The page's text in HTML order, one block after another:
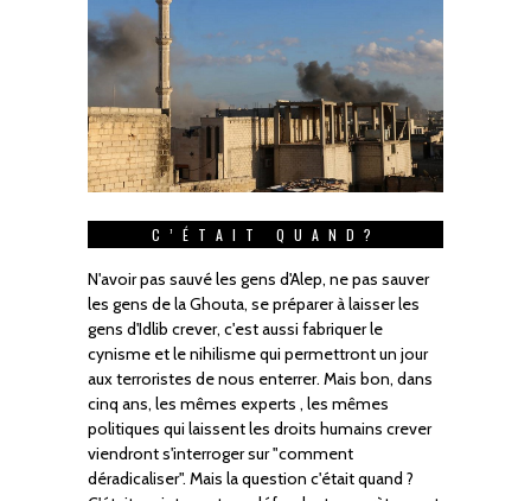
C’ÉTAIT QUAND?
N'avoir pas sauvé les gens d'Alep, ne pas sauver
les gens de la Ghouta, se préparer à laisser les
gens d'Idlib crever, c'est aussi fabriquer le
cynisme et le nihilisme qui permettront un jour
aux terroristes de nous enterrer. Mais bon, dans
cinq ans, les mêmes experts , les mêmes
politiques qui laissent les droits humains crever
viendront s'interroger sur "comment
déradicaliser". Mais la question c'était quand ?